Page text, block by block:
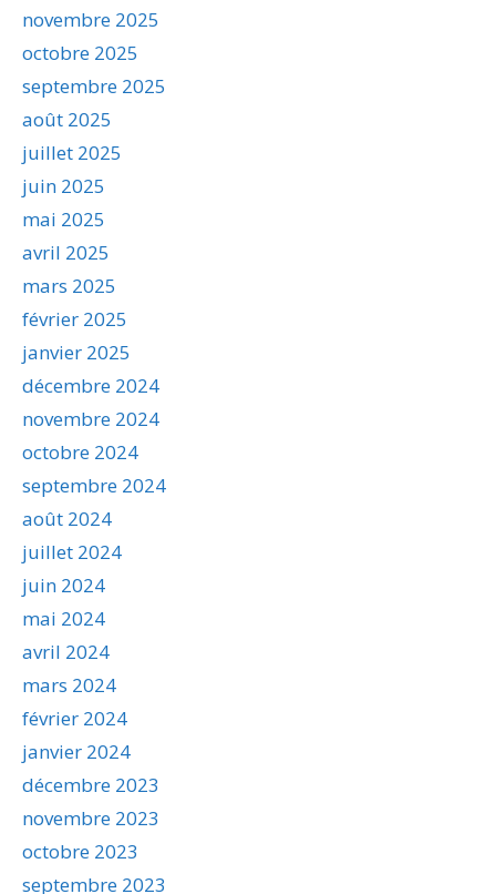
novembre 2025
octobre 2025
septembre 2025
août 2025
juillet 2025
juin 2025
mai 2025
avril 2025
mars 2025
février 2025
janvier 2025
décembre 2024
novembre 2024
octobre 2024
septembre 2024
août 2024
juillet 2024
juin 2024
mai 2024
avril 2024
mars 2024
février 2024
janvier 2024
décembre 2023
novembre 2023
octobre 2023
septembre 2023